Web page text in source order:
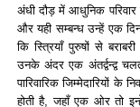
अंधी दौड़ में आधुनिक परिवार
और यही सम्बन्ध उन्हें एक
कि स्त्रियाँ पुरुषों से
उनके अंदर एक अंतर्द्वन्द्व
पारिवारिक जिम्मेदारियों
होती है, जहाँ एक ओर तो